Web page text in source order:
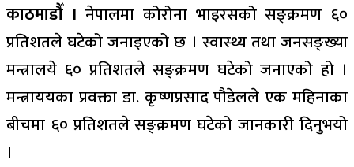
काठमाडौँ । नेपालमा कोरोना भाइरसको सङ्क्रमण ६०
प्रतिशतले घटेको जनाइएको छ । स्वास्थ्य तथा जनसङ्ख्या
मन्त्रालये ६० प्रतिशतले सङ्क्रमण घटेको जनाएको हो ।
मन्त्राययका प्रवक्ता डा. कृष्णप्रसाद पौडेलले एक महिनाका
बीचमा ६० प्रतिशतले सङ्क्रमण घटेको जानकारी दिनुभयो
।